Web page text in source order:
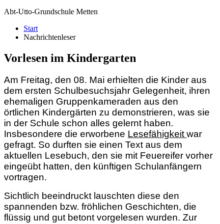
Abt-Utto-Grundschule Metten
Start
Nachrichtenleser
Vorlesen im Kindergarten
Am Freitag, den 08. Mai erhielten die Kinder aus
dem ersten Schulbesuchsjahr Gelegenheit, ihren
ehemaligen Gruppenkameraden aus den
örtlichen Kindergärten zu demonstrieren, was sie
in der Schule schon alles gelernt haben.
Insbesondere die erworbene Lesefähigkeit war
gefragt. So durften sie einen Text aus dem
aktuellen Lesebuch, den sie mit Feuereifer vorher
eingeübt hatten, den künftigen Schulanfängern
vortragen.
Sichtlich beeindruckt lauschten diese den
spannenden bzw. fröhlichen Geschichten, die
flüssig und gut betont vorgelesen wurden. Zur